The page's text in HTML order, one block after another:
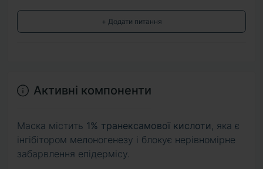
+ Додати питання
Активні компоненти
Маска містить 1% транексамової кислоти , яка є
інгібітором мелоногенезу і блокує нерівномірне
забарвлення епідермісу.